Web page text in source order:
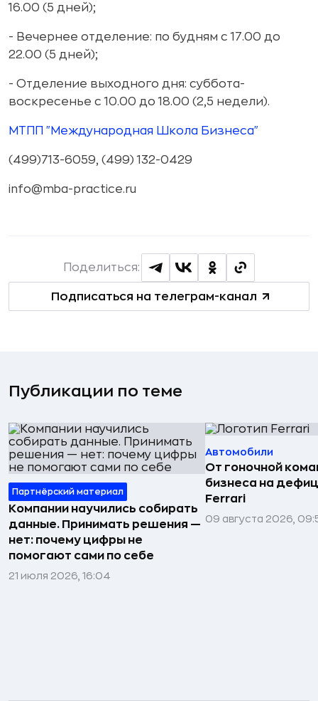
16.00 (5 дней);
- Вечернее отделение: по будням с 17.00 до
22.00 (5 дней);
- Отделение выходного дня: суббота-
воскресенье с 10.00 до 18.00 (2,5 недели).
МТПП "Международная Школа Бизнеса"
(499)713-6059, (499) 132-0429
info@mba-practice.ru
Подписаться на телеграм-канал
Поделиться:
Публикации по теме
Партнёрский материал
Компании научились собирать
данные. Принимать решения —
нет: почему цифры не
помогают сами по себе
21 июля 2026, 16:04
Автомобили
От гоночной
бизнеса на
Ferrari
09 августа 2026,